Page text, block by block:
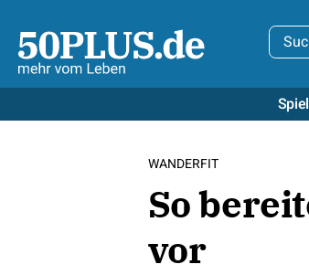
WANDERFIT
So
vor